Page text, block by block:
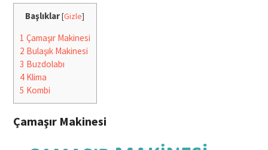
Başlıklar[Gizle]
1 Çamaşır Makinesi
2 Bulaşık Makinesi
3 Buzdolabı
4Klima
5 Kombi
Çamaşır Makinesi